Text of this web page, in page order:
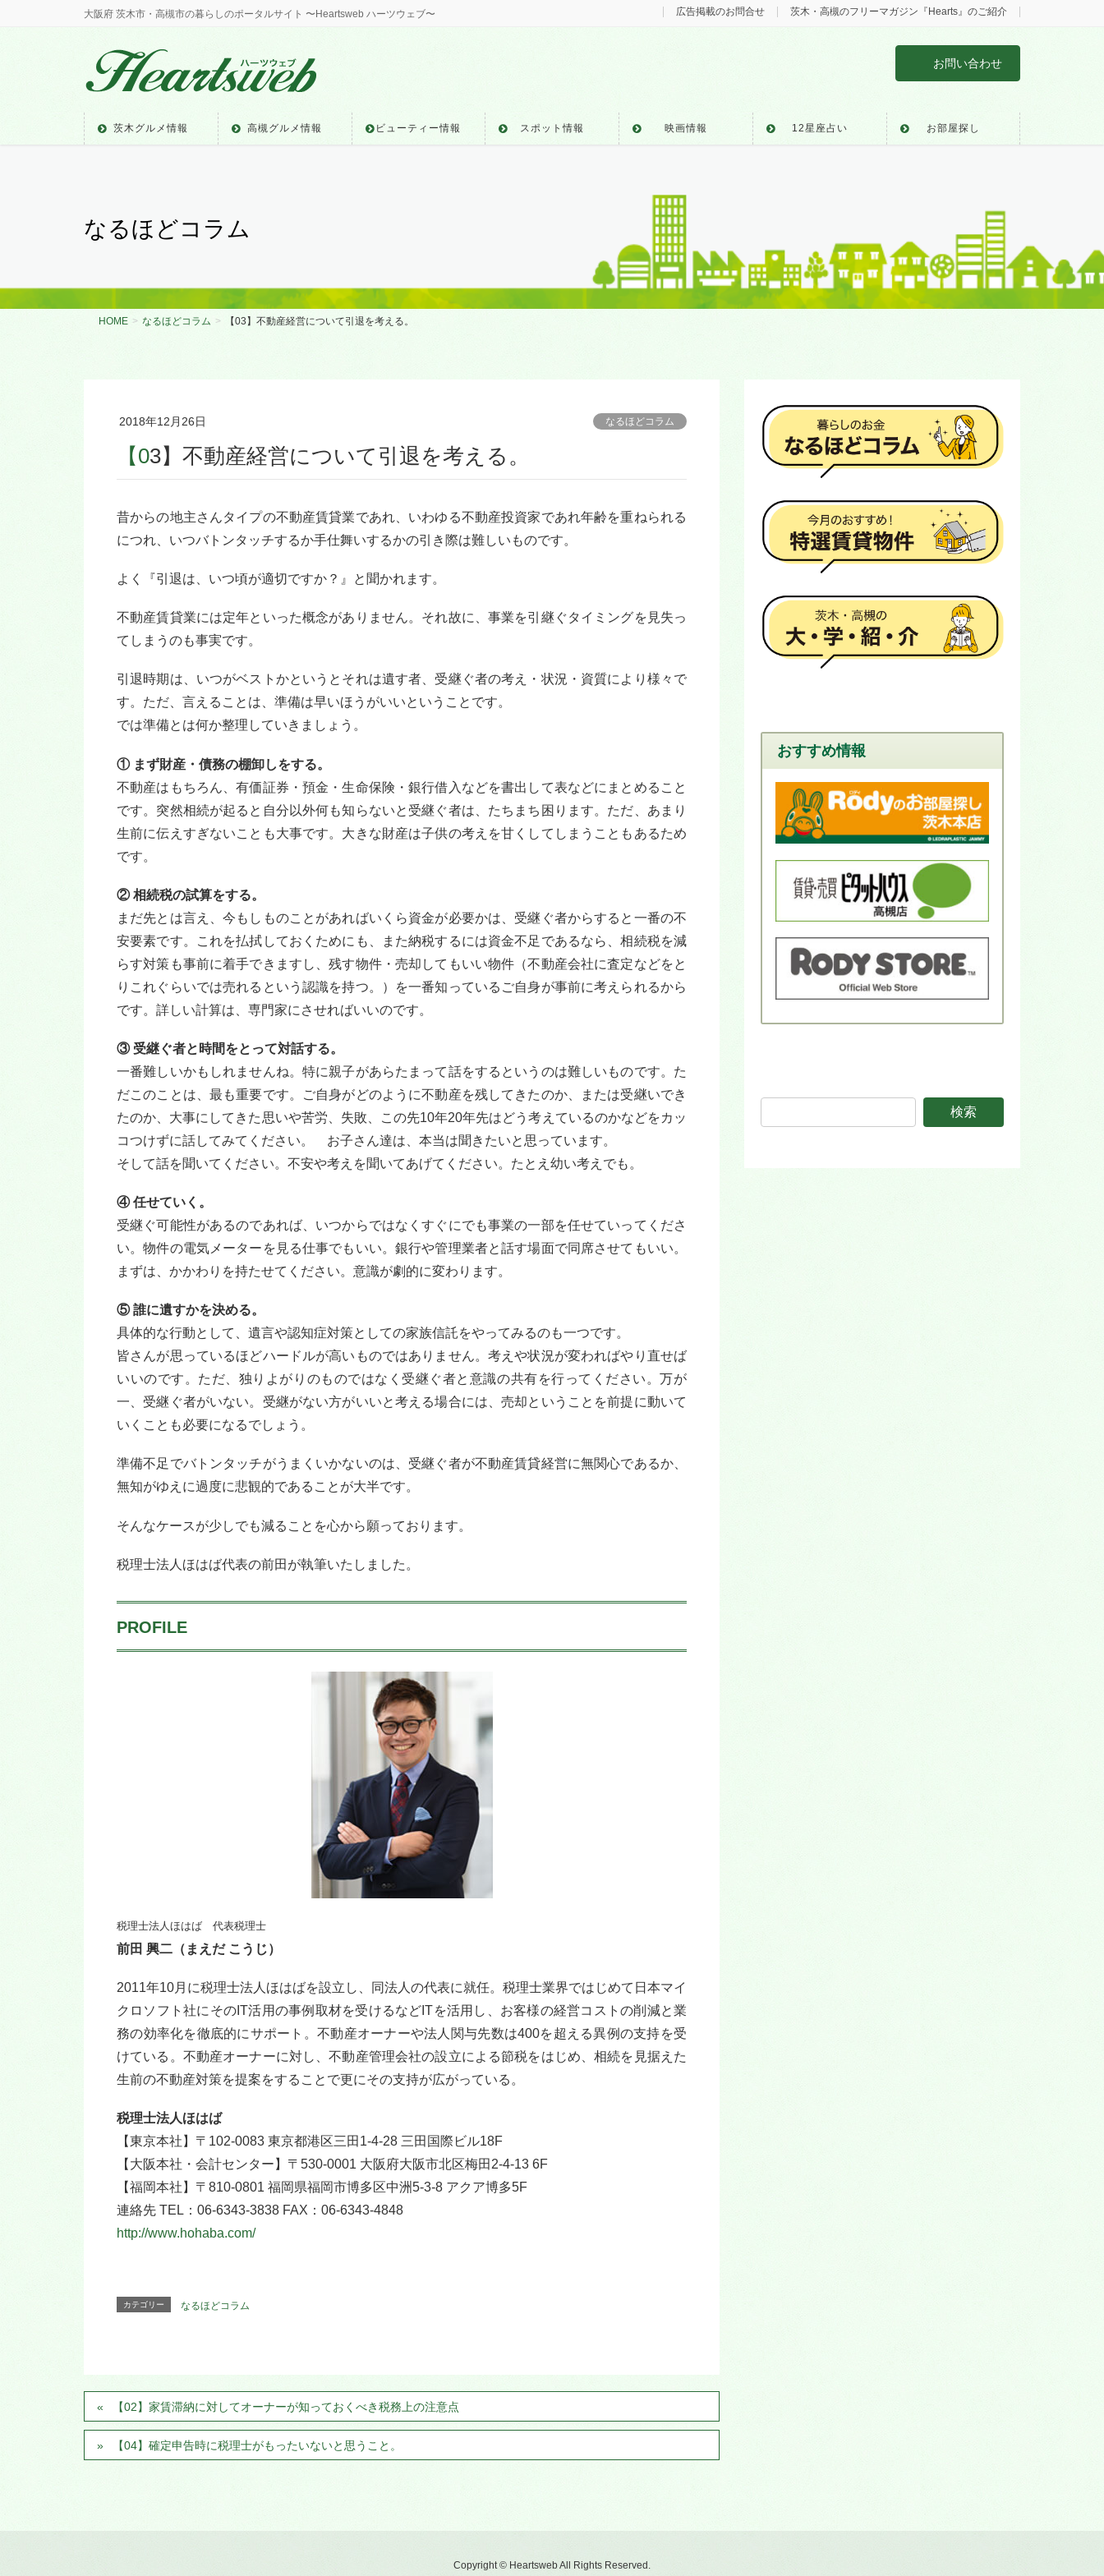
大阪府 茨木市・高槻市の暮らしのポータルサイト 〜Heartsweb ハーツウェブ〜 広告掲載のお問合せ 茨木・高槻のフリーマガジン『Hearts』のご紹介
お問い合わせ
茨木グルメ情報 高槻グルメ情報 ビューティー情報 スポット情報 映画情報 12星座占い お部屋探し
なるほどコラム
HOME なるほどコラム 【03】不動産経営について引退を考える。
2018年12月26日 なるほどコラム
【03】不動産経営について引退を考える。
昔からの地主さんタイプの不動産賃貸業であれ、いわゆる不動産投資家であれ年齢を重ねられる
につれ、いつバトンタッチするか手仕舞いするかの引き際は難しいものです。
よく『引退は、いつ頃が適切ですか？』と聞かれます。
不動産賃貸業には定年といった概念がありません。それ故に、事業を引継ぐタイミングを見失っ
てしまうのも事実です。
引退時期は、いつがベストかというとそれは遺す者、受継ぐ者の考え・状況・資質により様々で
す。ただ、言えることは、準備は早いほうがいいということです。
では準備とは何か整理していきましょう。
① まず財産・債務の棚卸しをする。
不動産はもちろん、有価証券・預金・生命保険・銀行借入などを書出して表などにまとめること
です。突然相続が起ると自分以外何も知らないと受継ぐ者は、たちまち困ります。ただ、あまり
生前に伝えすぎないことも大事です。大きな財産は子供の考えを甘くしてしまうこともあるため
です。
② 相続税の試算をする。
まだ先とは言え、今もしものことがあればいくら資金が必要かは、受継ぐ者からすると一番の不
安要素です。これを払拭しておくためにも、また納税するには資金不足であるなら、相続税を減
らす対策も事前に着手できますし、残す物件・売却してもいい物件（不動産会社に査定などをと
りこれぐらいでは売れるという認識を持つ。）を一番知っているご自身が事前に考えられるから
です。詳しい計算は、専門家にさせればいいのです。
③ 受継ぐ者と時間をとって対話する。
一番難しいかもしれませんね。特に親子があらたまって話をするというのは難しいものです。た
だこのことは、最も重要です。ご自身がどのように不動産を残してきたのか、または受継いでき
たのか、大事にしてきた思いや苦労、失敗、この先10年20年先はどう考えているのかなどをカッ
コつけずに話してみてください。 お子さん達は、本当は聞きたいと思っています。
そして話を聞いてください。不安や考えを聞いてあげてください。たとえ幼い考えでも。
④ 任せていく。
受継ぐ可能性があるのであれば、いつからではなくすぐにでも事業の一部を任せていってくださ
い。物件の電気メーターを見る仕事でもいい。銀行や管理業者と話す場面で同席させてもいい。
まずは、かかわりを持たせてください。意識が劇的に変わります。
⑤ 誰に遺すかを決める。
具体的な行動として、遺言や認知症対策としての家族信託をやってみるのも一つです。
皆さんが思っているほどハードルが高いものではありません。考えや状況が変わればやり直せば
いいのです。ただ、独りよがりのものではなく受継ぐ者と意識の共有を行ってください。万が
一、受継ぐ者がいない。受継がない方がいいと考える場合には、売却ということを前提に動いて
いくことも必要になるでしょう。
準備不足でバトンタッチがうまくいかないのは、受継ぐ者が不動産賃貸経営に無関心であるか、
無知がゆえに過度に悲観的であることが大半です。
そんなケースが少しでも減ることを心から願っております。
税理士法人ほはば代表の前田が執筆いたしました。
PROFILE
税理士法人ほはば 代表税理士
前田 興二（まえだ こうじ）
2011年10月に税理士法人ほはばを設立し、同法人の代表に就任。税理士業界ではじめて日本マイ
クロソフト社にそのIT活用の事例取材を受けるなどITを活用し、お客様の経営コストの削減と業
務の効率化を徹底的にサポート。不動産オーナーや法人関与先数は400を超える異例の支持を受
けている。不動産オーナーに対し、不動産管理会社の設立による節税をはじめ、相続を見据えた
生前の不動産対策を提案をすることで更にその支持が広がっている。
税理士法人ほはば
【東京本社】〒102-0083 東京都港区三田1-4-28 三田国際ビル18F
【大阪本社・会計センター】〒530-0001 大阪府大阪市北区梅田2-4-13 6F
【福岡本社】〒810-0801 福岡県福岡市博多区中洲5-3-8 アクア博多5F
連絡先 TEL：06-6343-3838 FAX：06-6343-4848
http://www.hohaba.com/
カテゴリー なるほどコラム
【02】家賃滞納に対してオーナーが知っておくべき税務上の注意点
【04】確定申告時に税理士がもったいないと思うこと。
おすすめ情報
Copyright © Heartsweb All Rights Reserved.